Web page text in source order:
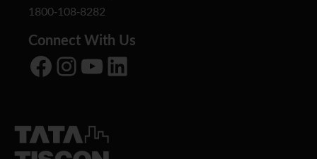
1800-108-8282
Connect With Us
Facebook Instagram YouTube LinkedIn